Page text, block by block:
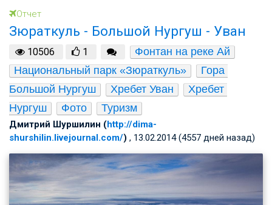
Отчет
Зюраткуль - Большой Нургуш - Уван
10506 1
Фонтан на реке Ай
Национальный парк «Зюраткуль»
Гора
Большой Нургуш
Хребет Уван
Хребет
Нургуш
Фото Туризм
Дмитрий Шуршилин (http://dima-
shurshilin.livejournal.com/) , 13.02.2014 (4557 дней назад)